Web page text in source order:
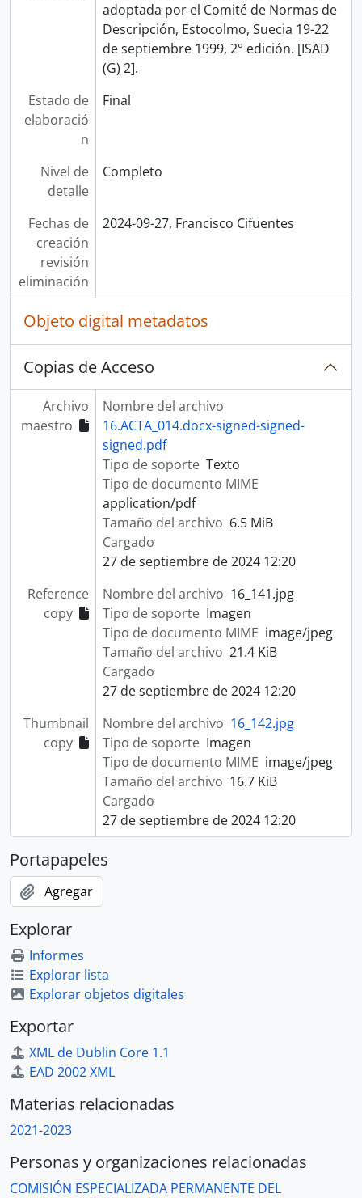
adoptada por el Comité de Normas de
Descripción, Estocolmo, Suecia 19-22
de septiembre 1999, 2° edición. [ISAD
(G) 2].
Estado de
elaboració
n
Final
Nivel de
detalle
Completo
Fechas de
creación
revisión
eliminación
2024-09-27, Francisco Cifuentes
Objeto digital metadatos
Copias de Acceso
Archivo
maestro
Nombre del archivo
16.ACTA_014.docx-signed-signed-
signed.pdf
Tipo de soporte Texto
Tipo de documento MIME
application/pdf
Tamaño del archivo 6.5 MiB
Cargado
27 de septiembre de 2024 12:20
Reference
copy
Nombre del archivo 16_141.jpg
Tipo de soporte Imagen
Tipo de documento MIME image/jpeg
Tamaño del archivo 21.4 KiB
Cargado
27 de septiembre de 2024 12:20
Thumbnail
copy
Nombre del archivo 16_142.jpg
Tipo de soporte Imagen
Tipo de documento MIME image/jpeg
Tamaño del archivo 16.7 KiB
Cargado
27 de septiembre de 2024 12:20
Portapapeles
Agregar
Explorar
Informes
Explorar lista
Explorar objetos digitales
Exportar
XML de Dublin Core 1.1
EAD 2002 XML
Materias relacionadas
2021-2023
Personas y organizaciones relacionadas
COMISIÓN ESPECIALIZADA PERMANENTE DEL